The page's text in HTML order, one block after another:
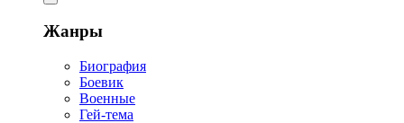
Жанры
Биография
Боевик
Военные
Гей-тема